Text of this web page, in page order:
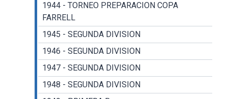
1944 - TORNEO PREPARACION COPA
FARRELL
1945 - SEGUNDA DIVISION
1946 - SEGUNDA DIVISION
1947 - SEGUNDA DIVISION
1948 - SEGUNDA DIVISION